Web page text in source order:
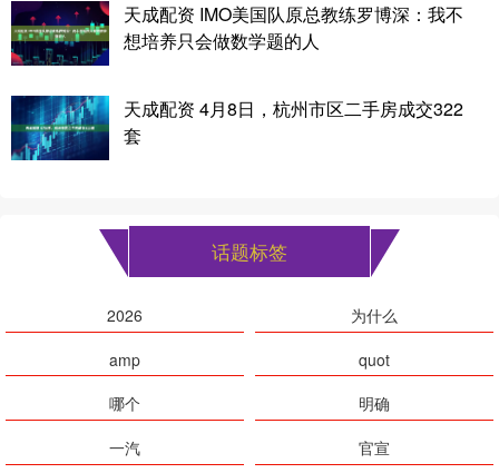
天成配资 IMO美国队原总教练罗博深：我不
想培养只会做数学题的人
天成配资 4月8日，杭州市区二手房成交322
套
话题标签
2026
为什么
amp
quot
哪个
明确
一汽
官宣